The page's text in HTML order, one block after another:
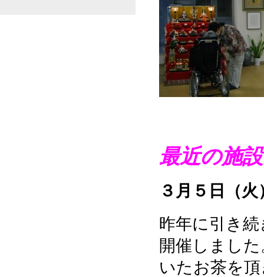
最近の施
３月５日（
昨年に引き
開催しまし
いたお茶を